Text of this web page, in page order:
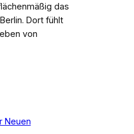
das
Dort fühlt
von